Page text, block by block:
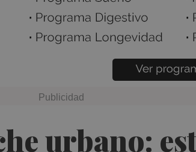
urbano: